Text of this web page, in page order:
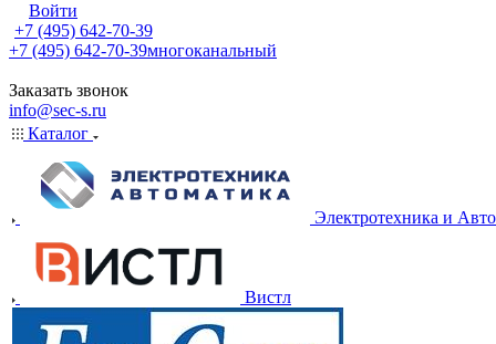
Войти
+7 (495) 642-70-39
+7 (495) 642-70-39многоканальный
Заказать звонок
info@sec-s.ru
Каталог
Электротехника и
Вистл